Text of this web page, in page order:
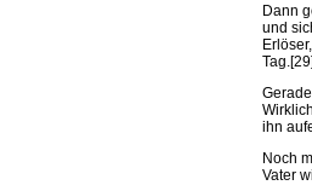
Dann
und
ihn
Noch
Vater